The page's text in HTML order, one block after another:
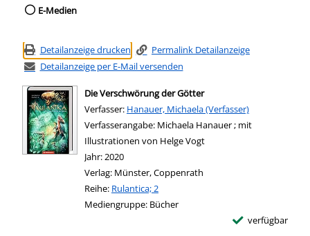
E-Medien
Detailanzeige drucken
Permalink Detailanzeige
Detailanzeige per E-Mail versenden
Die Verschwörung der Götter
Verfasser: Suche nach diesem Verfasser
Hanauer, Michaela (Verfasser)
Verfasserangabe: Michaela Hanauer ; mit
Illustrationen von Helge Vogt
Jahr:2020
Verlag: Münster, Coppenrath
Reihe: Rulantica; 2
Mediengruppe: Bücher
verfügbar